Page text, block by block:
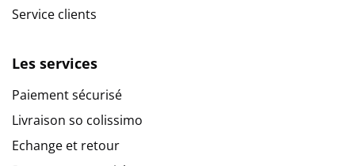
Service clients
Les services
Paiement sécurisé
Livraison so colissimo
Echange et retour